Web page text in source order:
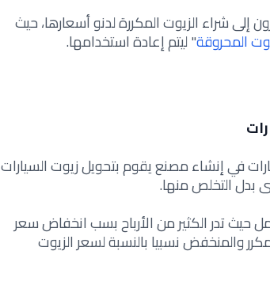
إلى شراء الزيوت المكررة لدنو أسعارها، حيث
المحروقة" ليتم إعادة استخدامها.
في إنشاء مصنع يقوم بتحويل زيوت السيارات
بدل التخلص منها.
حيث تدر الكثير من الأرباح بسب انخفاض سعر
والمنخفض نسبيا بالنسبة لسعر الزيوت